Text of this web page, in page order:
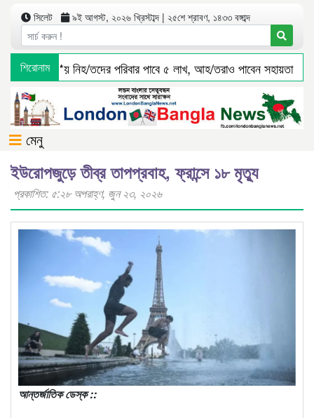
সিলেট ৯ই আগস্ট, ২০২৬ খ্রিস্টাব্দ | ২৫শে শ্রাবণ, ১৪৩৩ বঙ্গাব্দ
শিরোনাম
দুর্ঘ*টনা*য় নিহ/তদের পরিবার পাবে ৫ লাখ, আহ/তরাও পাবেন সহায়তা
মেনু
ইউরোপজুড়ে তীব্র তাপপ্রবাহ, ফ্রান্সে ১৮ মৃত্যু
প্রকাশিত: ৫:২৮ অপরাহ্ণ, জুন ২৩, ২০২৬
আন্তর্জাতিক ডেস্ক ::